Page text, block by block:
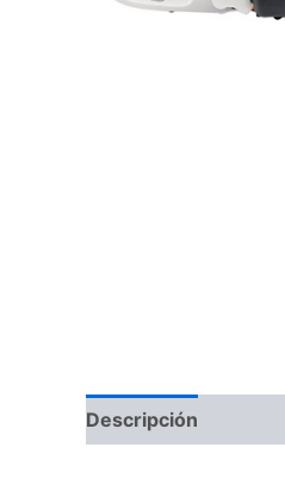
Descripción